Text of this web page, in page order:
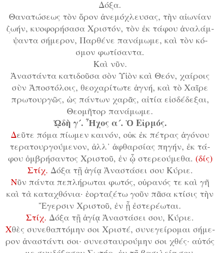
Δό­ξα.
Θα­να­τώ­σε­ως τὸν ὅ­ρον ἀ­νε­μό­χλευ­σας, τὴν αἰ­ω­νί­αν
ζω­ήν, κυ­ο­φο­ρή­σα­σα Χρι­στόν, τὸν ἐκ τά­φου ἀ­να­λάμ­
ψαν­τα σή­με­ρον, Παρ­θέ­νε πα­νά­μω­με, καὶ τὸν κό­
σμον φω­τί­σαν­τα.
Καὶ νῦν.
Ἀ­να­στάν­τα κα­τι­δοῦ­σα σὸν Υἱ­ὸν καὶ Θε­όν, χαί­ροις
σὺν Ἀ­πο­στό­λοις, θε­ο­χα­ρί­τω­τε ἁ­γνή, καὶ τὸ Χαῖ­ρε
πρω­τουρ­γῶς, ὡς πάν­των χα­ρᾶς, αἰ­τί­α εἰσ­δέ­δε­ξαι,
Θε­ο­μῆ­τορ πα­νά­μω­με.
ᾨ­δὴ γ´. Ἦχος α´. Ὁ Εἱρ­μός.
Δεῦ­τε πό­μα πί­ω­μεν και­νόν, οὐκ ἐκ πέ­τρας ἀ­γό­νου
τε­ρα­τουρ­γού­με­νον, ἀλλ᾿ ἀ­φθαρ­σί­ας πη­γήν, ἐκ τά­
φου ὀμ­βρή­σαν­τος Χρι­στοῦ, ἐν ᾧ στε­ρε­ού­με­θα. (δίς)
Στίχ. Δό­ξα τῇ ἁ­γί­ᾳ Ἀ­να­στά­σει σου Κύ­ρι­ε.
Νῦν πάν­τα πε­πλή­ρω­ται φω­τός, οὐ­ρα­νός τε καὶ γῆ
καὶ τὰ κα­τα­χθό­νι­α· ἑ­ορ­τα­ζέ­τω γοῦν πᾶ­σα κτί­σις τὴν
Ἔ­γερ­σιν Χρι­στοῦ, ἐν ᾗ ἐ­στε­ρέ­ω­ται.
Στίχ. Δό­ξα τῇ ἁ­γί­ᾳ Ἀ­να­στά­σει σου, Κύ­ρι­ε.
Χθὲς συ­νε­θα­πτό­μην σοι Χρι­στέ, συ­νε­γεί­ρο­μαι σή­με­
ρον ἀ­να­στάν­τι σοι· συ­νε­σταυ­ρού­μην σοι χθές· αὐ­τός